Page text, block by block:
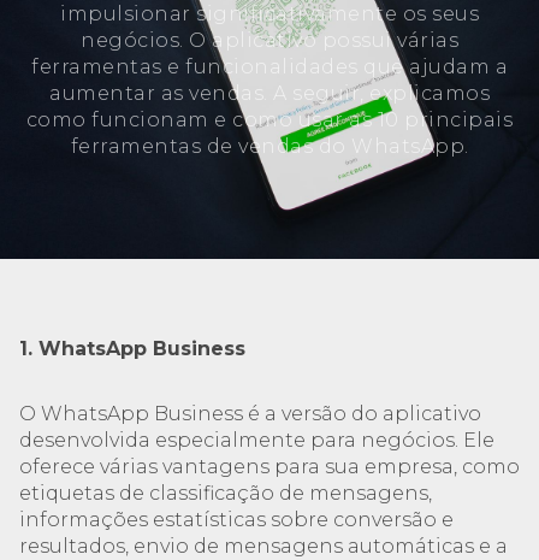
impulsionar significativamente os seus
negócios. O aplicativo possui várias
ferramentas e funcionalidades que ajudam a
aumentar as vendas. A seguir, explicamos
como funcionam e como usar as 10 principais
ferramentas de vendas do WhatsApp.
1. WhatsApp Business
O WhatsApp Business é a versão do aplicativo
desenvolvida especialmente para negócios. Ele
oferece várias vantagens para sua empresa, como
etiquetas de classificação de mensagens,
informações estatísticas sobre conversão e
resultados, envio de mensagens automáticas e a